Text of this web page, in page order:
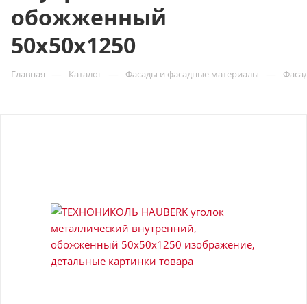
обожженный
50х50х1250
Главная — Каталог — Фасады и фасадные материалы —